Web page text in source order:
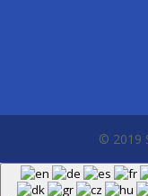
© 2019